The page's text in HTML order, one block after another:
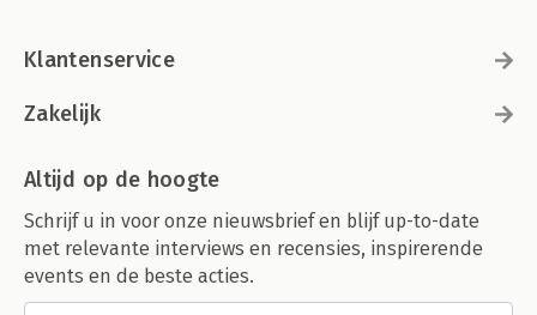
Klantenservice
Zakelijk
Altijd op de hoogte
Schrijf u in voor onze nieuwsbrief en blijf up-to-date
met relevante interviews en recensies, inspirerende
events en de beste acties.